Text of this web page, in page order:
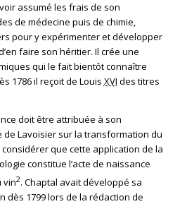
assumé les frais de son
de médecine puis de chimie,
pour y expérimenter et développer
faire son héritier. Il crée une
qui le fait bientôt connaître
1786 il reçoit de Louis XVI des titres
doit être attribuée à son
de Lavoisier sur la transformation du
que cette application de la
constitue l’acte de naissance
vin2. Chaptal avait développé sa
dès 1799 lors de la rédaction de